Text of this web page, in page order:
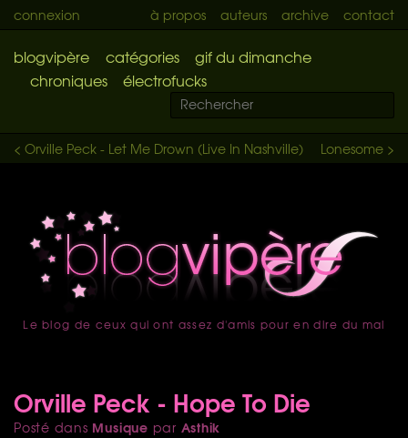
connexion à propos auteurs archive contact
blogvipère catégories
gif du dimanche
chroniques
électrofucks
Lonesome >
< Orville Peck - Let Me Drown (Live In Nashville)
accueil
Le blog de ceux qui ont assez d'amis pour en dire du mal
Orville Peck - Hope To Die
Posté dans Musique par Asthik